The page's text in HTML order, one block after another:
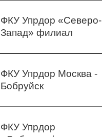
ФКУ Упрдор «Северо-
Запад» филиал
ФКУ Упрдор Москва -
Бобруйск
ФКУ Упрдор